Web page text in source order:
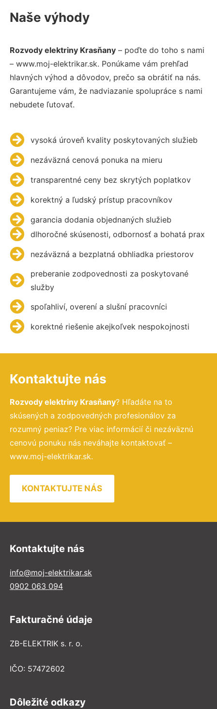
Naše výhody
Rozvody elektriny Krasňany – poďte do toho s nami
– www.moj-elektrikar.sk. Ponúkame vám prehľad
hlavných výhod a dôvodov, prečo sa obrátiť na nás.
Garantujeme vám, že nadviazanie spolupráce s nami
nebudete ľutovať.
vysoká úroveň kvality poskytovaných služieb
nezáväzná cenová ponuka na mieru
transparentné ceny bez skrytých poplatkov
korektný a ľudský prístup pracovníkov
garancia dodania objednaných služieb
dlhoročné skúsenosti, odbornosť a bohatá prax
nezáväzná a bezplatná obhliadka priestorov
preberanie zodpovednosti za poskytované
služby
spoľahliví, overení a slušní pracovníci
korektné riešenie akejkoľvek nespokojnosti
Kontaktujte nás
Rozvody elektriny Krasňany? Hľadáte na to
skúsených a zodpovedných profesionálov za
rozumný peniaz? Pre viac informácií či nezáväznú
cenovú ponuku nás neváhajte kontaktovať –
www.moj-elektrikar.sk.
KONTAKTUJTE NÁS
Kontaktujte nás
info@moj-elektrikar.sk
0902 063 094
Fakturačné údaje
ZB-ELEKTRIK s. r. o.
IČO: 57472602
Dôležité odkazy